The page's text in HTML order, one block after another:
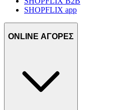
SHOPFLIX app
ONLINE ΑΓΟΡΕΣ